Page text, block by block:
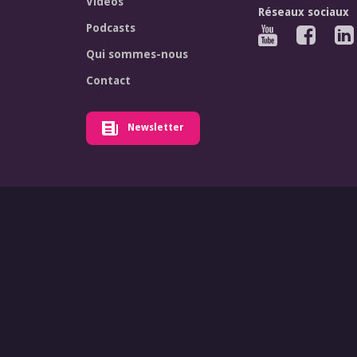
Podcasts
Qui sommes-nous
Contact
Newsletter
Réseaux sociaux